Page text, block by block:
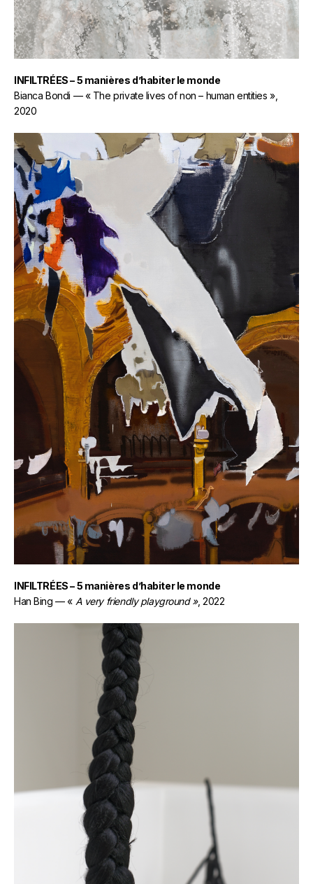
INFILTRÉES – 5 manières d’habiter le monde
Bianca Bondi — « The private lives of non – human entities »,
2020
INFILTRÉES – 5 manières d’habiter le monde
Han Bing — « A very friendly playground », 2022